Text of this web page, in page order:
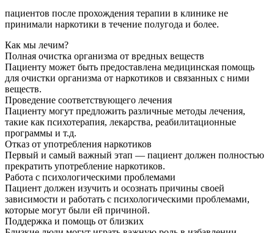
пациентов после прохождения терапии в клинике не
принимали наркотики в течение полугода и более.
Как мы лечим?
Полная очистка организма от вредных веществ
Пациенту может быть предоставлена медицинская помощь
для очистки организма от наркотиков и связанных с ними
веществ.
Проведение соответствующего лечения
Пациенту могут предложить различные методы лечения,
такие как психотерапия, лекарства, реабилитационные
программы и т.д.
Отказ от употребления наркотиков
Первый и самый важный этап — пациент должен полностью
прекратить употребление наркотиков.
Работа с психологическими проблемами
Пациент должен изучить и осознать причины своей
зависимости и работать с психологическими проблемами,
которые могут были ей причиной.
Поддержка и помощь от близких